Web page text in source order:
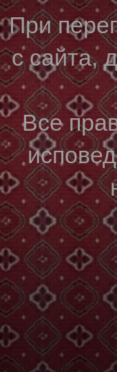
При
с сайта,
Все